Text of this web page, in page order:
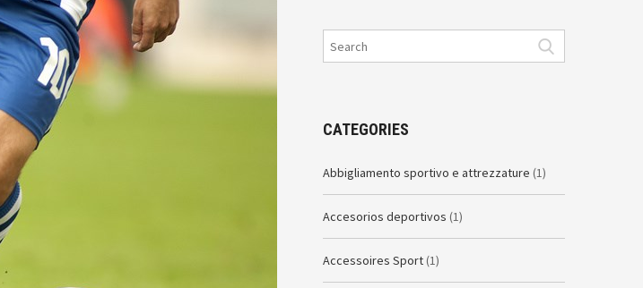
CATEGORIES
Abbigliamento sportivo e attrezzature (1)
Accesorios deportivos (1)
Accessoires Sport (1)